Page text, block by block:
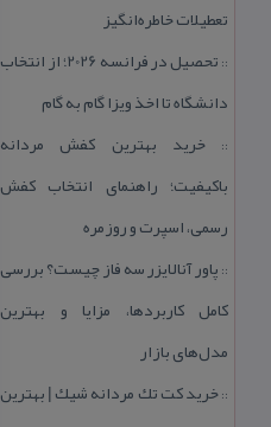
تعطیلات خاطره‌انگیز
::
تحصیل در فرانسه 2026؛ از انتخاب
دانشگاه تا اخذ ویزا گام به گام
::خرید بهترین كفش مردانه
باكیفیت؛ راهنمای انتخاب كفش
رسمی، اسپرت و روزمره
:: پاور آنالایزر سه فاز چیست؟ بررسی
كامل كاربردها، مزایا و بهترین
مدل‌های بازار
::خرید كت تك مردانه شیك | بهترین